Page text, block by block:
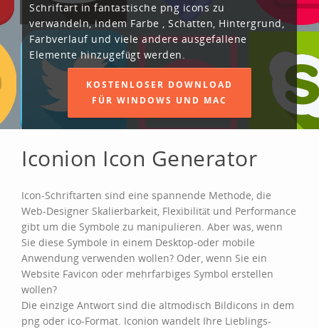
Schriftart in fantastische png icons zu
verwandeln, indem Farbe , Schatten, Hintergrund,
Farbverlauf und viele andere ausgefallene
Elemente hinzugefügt werden.
KOSTENLOSER DOWNLOAD
FÜR WINDOWS UND MAC
Iconion Icon Generator
Icon-Schriftarten sind eine spannende Methode, die
Web-Designer Skalierbarkeit, Flexibilität und Performance
gibt um die Symbole zu manipulieren. Aber was, wenn
Sie diese Symbole in einem Desktop-oder mobile
Anwendung verwenden wollen? Oder, wenn Sie ein
Website Favicon oder mehrfarbiges Symbol erstellen
wollen?
Die einzige Antwort sind die altmodisch Bildicons in dem
png oder ico-Format. Iconion wandelt Ihre Lieblings-